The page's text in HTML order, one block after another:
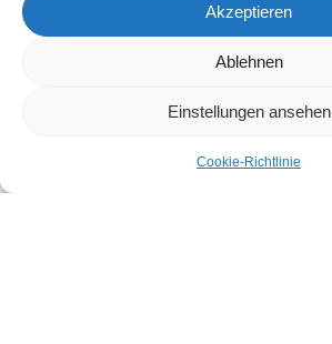
Akzeptieren
Ablehnen
Einstellungen ansehen
Cookie-Richtlinie